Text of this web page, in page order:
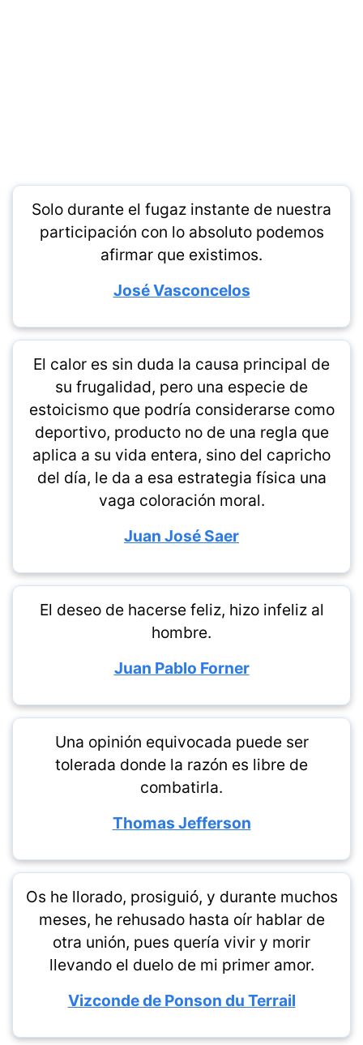
Solo durante el fugaz instante de nuestra
participación con lo absoluto podemos
afirmar que existimos.
José Vasconcelos
El calor es sin duda la causa principal de
su frugalidad, pero una especie de
estoicismo que podría considerarse como
deportivo, producto no de una regla que
aplica a su vida entera, sino del capricho
del día, le da a esa estrategia física una
vaga coloración moral.
Juan José Saer
El deseo de hacerse feliz, hizo infeliz al
hombre.
Juan Pablo Forner
Una opinión equivocada puede ser
tolerada donde la razón es libre de
combatirla.
Thomas Jefferson
Os he llorado, prosiguió, y durante muchos
meses, he rehusado hasta oír hablar de
otra unión, pues quería vivir y morir
llevando el duelo de mi primer amor.
Vizconde de Ponson du Terrail